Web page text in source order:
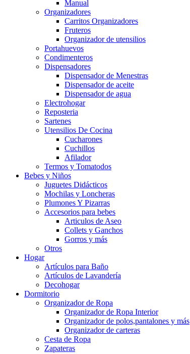
Manual
Organizadores
Carritos Organizadores
Fruteros
Organizador de utensilios
Portahuevos
Condimenteros
Dispensadores
Dispensador de Menestras
Dispensador de aceite
Dispensador de agua
Electrohogar
Reposteria
Sartenes
Utensilios De Cocina
Cucharones
Cuchillos
Afilador
Termos y Tomatodos
Bebes y Niños
Juguetes Didácticos
Mochilas y Loncheras
Plumones Y Pizarras
Accesorios para bebes
Articulos de Aseo
Collets y Ganchos
Gorros y más
Otros
Hogar
Artículos para Baño
Artículos de Lavandería
Decohogar
Dormitorio
Organizador de Ropa
Organizador de Ropa Interior
Organizador de polos,pantalones y más
Organizador de carteras
Cesta de Ropa
Zapateras